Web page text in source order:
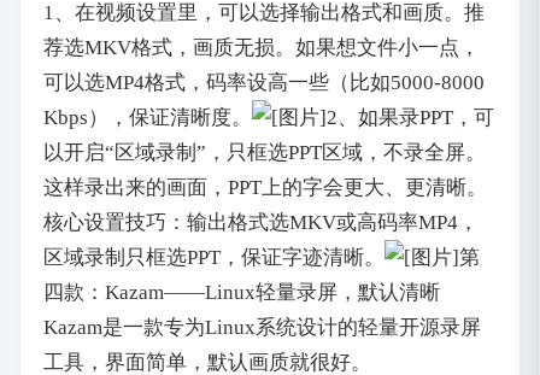
1、在视频设置里，可以选择输出格式和画质。推
荐选MKV格式，画质无损。如果想文件小一点，
可以选MP4格式，码率设高一些（比如5000-8000
Kbps），保证清晰度。
2、如果录PPT，可
以开启“区域录制”，只框选PPT区域，不录全屏。
这样录出来的画面，PPT上的字会更大、更清晰。
核心设置技巧：输出格式选MKV或高码率MP4，
区域录制只框选PPT，保证字迹清晰。
第
四款：Kazam——Linux轻量录屏，默认清晰
Kazam是一款专为Linux系统设计的轻量开源录屏
工具，界面简单，默认画质就很好。